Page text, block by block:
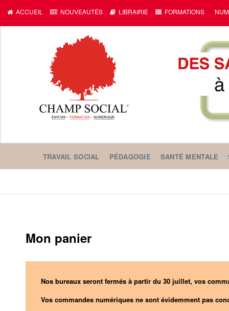
ACCUEIL NOUVEAUTÉS LIBRAIRIE FORMATIONS
TRAVAIL SOCIAL PÉDAGOGIE SANTÉ MENTALE
Mon panier
Nos bureaux seront fermés à partir du 30 juillet, vos
Vos commandes numériques ne sont évidemment pas